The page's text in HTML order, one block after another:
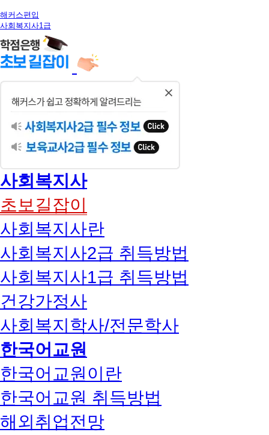
해커스편입
사회복지사1급
사회복지사
초보길잡이
사회복지사란
사회복지사2급 취득방법
사회복지사1급 취득방법
건강가정사
사회복지학사/전문학사
한국어교원
한국어교원이란
한국어교원 취득방법
해외취업전망